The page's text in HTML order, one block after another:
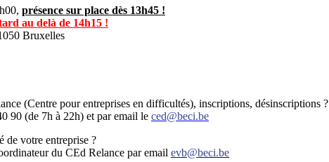
présence sur place dès 13h45 !
au delà de 14h15 !
Bruxelles
(Centre pour entreprises en difficultés), inscriptions, désinscriptions ?
90 (de 7h à 22h) et par email le ced@beci.be
de votre entreprise ?
du CEd Relance par email evb@beci.be